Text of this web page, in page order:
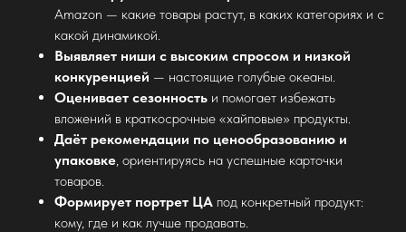
Amazon — какие товары растут, в каких категориях и с
какой динамикой.
Выявляет ниши с высоким спросом и низкой
конкуренцией — настоящие голубые океаны.
Оценивает сезонность и помогает избежать
вложений в краткосрочные «хайповые» продукты.
Даёт рекомендации по ценообразованию и
упаковке, ориентируясь на успешные карточки
товаров.
Формирует портрет ЦА под конкретный продукт:
кому, где и как лучше продавать.